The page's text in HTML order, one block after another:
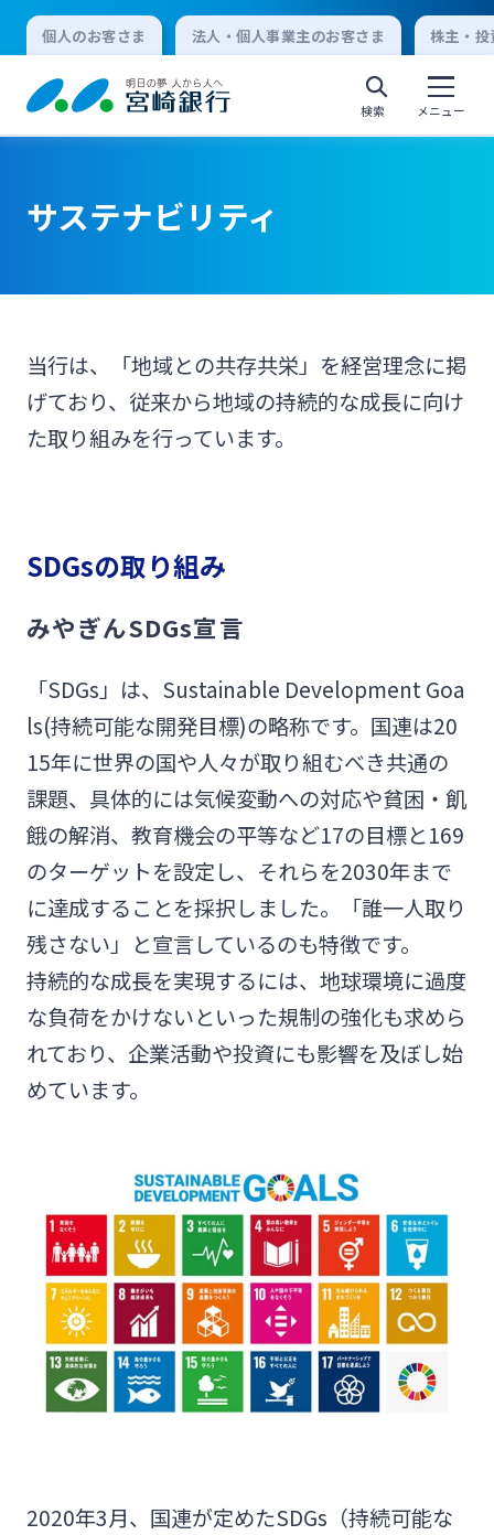
個人のお客さま 法人・個人事業主のお客さま 株主・
検索 メニュー
個人向けインターネットバンキング
ログオン
法人向けインターネットバンキング
ログオン
よくあるご質問 チャットで相談
English
個人のお客さま
法人・個人事業主のお客さま
株主・投資家の皆さま
ニュースリリース一覧
採用情報
お問い合わせ先一覧
サステナビリティ
当行は、「地域との共存共栄」を経営理念に掲
げており、従来から地域の持続的な成長に向け
た取り組みを行っています。
SDGsの取り組み
みやぎんSDGs宣言
「SDGs」は、Sustainable Development Goa
ls(持続可能な開発目標)の略称です。国連は20
15年に世界の国や人々が取り組むべき共通の
課題、具体的には気候変動への対応や貧困・飢
餓の解消、教育機会の平等など17の目標と169
のターゲットを設定し、それらを2030年まで
に達成することを採択しました。「誰一人取り
残さない」と宣言しているのも特徴です。
持続的な成長を実現するには、地球環境に過度
な負荷をかけないといった規制の強化も求めら
れており、企業活動や投資にも影響を及ぼし始
めています。
2020年3月、国連が定めたSDGs（持続可能な